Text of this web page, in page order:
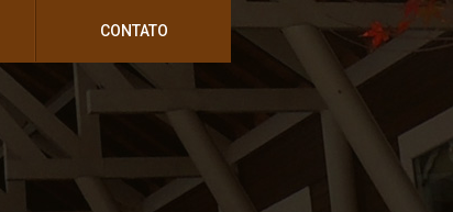
CONTATO